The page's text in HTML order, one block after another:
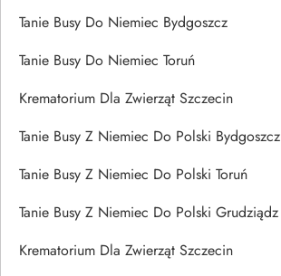
Tanie Busy Do Niemiec Bydgoszcz
Tanie Busy Do Niemiec Toruń
Krematorium Dla Zwierząt Szczecin
Tanie Busy Z Niemiec Do Polski Bydgoszcz
Tanie Busy Z Niemiec Do Polski Toruń
Tanie Busy Z Niemiec Do Polski Grudziądz
Krematorium Dla Zwierząt Szczecin